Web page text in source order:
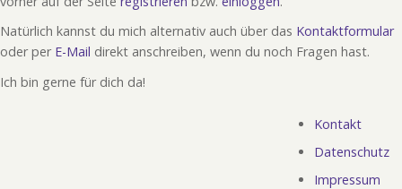
Natürlich kannst du mich alternativ auch über das Kontaktformular
oder per E-Mail direkt anschreiben, wenn du noch Fragen hast.
Ich bin gerne für dich da!
Fußzeile
Kontakt
Datenschutz
Impressum